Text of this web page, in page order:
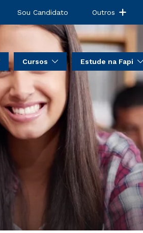
Sou Candidato Outros
Cursos Estude na Fapi